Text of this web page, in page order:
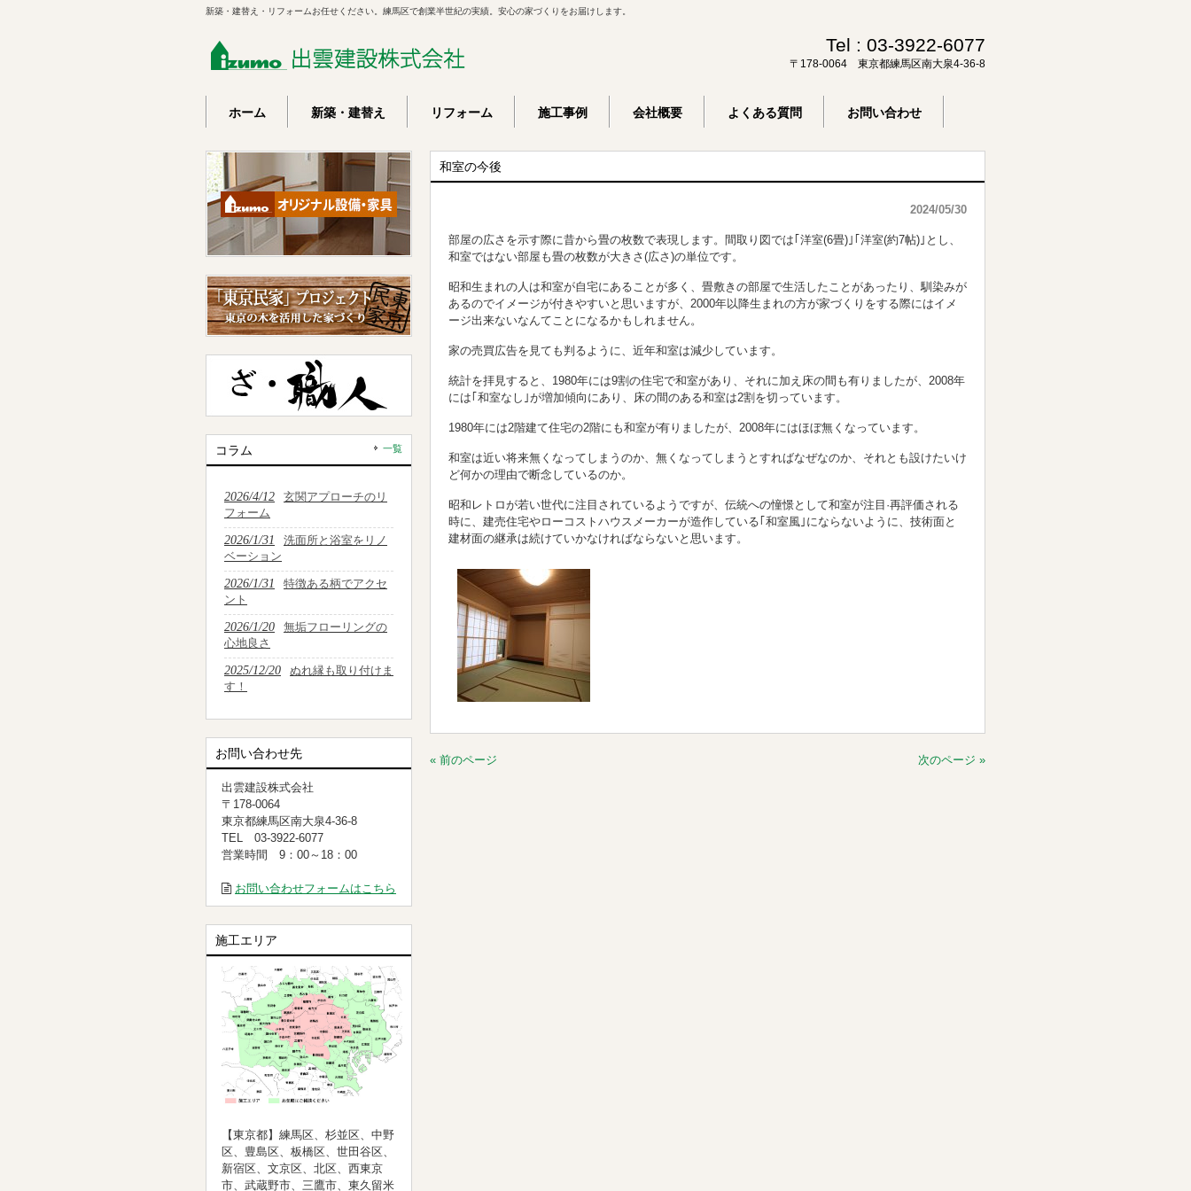
新築・建替え・リフォームお任せください。練馬区で創業半世紀の実績。安心の家づくりをお届けします。
Tel : 03-3922-6077
〒178-0064 東京都練馬区南大泉4-36-8
ホーム 新築・建替え リフォーム 施工事例 会社概要 よくある質問 お問い合わせ
和室の今後
2024/05/30
部屋の広さを示す際に昔から畳の枚数で表現します。間取り図では｢洋室(6畳)｣｢洋室(約7帖)｣とし、
和室ではない部屋も畳の枚数が大きさ(広さ)の単位です。
昭和生まれの人は和室が自宅にあることが多く、畳敷きの部屋で生活したことがあったり、馴染みが
あるのでイメージが付きやすいと思いますが、2000年以降生まれの方が家づくりをする際にはイメ
ージ出来ないなんてことになるかもしれません。
家の売買広告を見ても判るように、近年和室は減少しています。
統計を拝見すると、1980年には9割の住宅で和室があり、それに加え床の間も有りましたが、2008年
には｢和室なし｣が増加傾向にあり、床の間のある和室は2割を切っています。
1980年には2階建て住宅の2階にも和室が有りましたが、2008年にはほぼ無くなっています。
和室は近い将来無くなってしまうのか、無くなってしまうとすればなぜなのか、それとも設けたいけ
ど何かの理由で断念しているのか。
昭和レトロが若い世代に注目されているようですが、伝統への憧憬として和室が注目·再評価される
時に、建売住宅やローコストハウスメーカーが造作している｢和室風｣にならないように、技術面と
建材面の継承は続けていかなければならないと思います。
« 前のページ 次のページ »
コラム 一覧
2026/4/12
玄関アプローチのリ
フォーム
2026/1/31
洗面所と浴室をリノ
ベーション
2026/1/31
特徴ある柄でアクセ
ント
2026/1/20
無垢フローリングの
心地良さ
2025/12/20
ぬれ縁も取り付けま
す！
お問い合わせ先
出雲建設株式会社
〒178-0064
東京都練馬区南大泉4-36-8
TEL 03-3922-6077
営業時間 9：00～18：00
お問い合わせフォームはこちら
施工エリア
【東京都】練馬区、杉並区、中野
区、豊島区、板橋区、世田谷区、
新宿区、文京区、北区、西東京
市、武蔵野市、三鷹市、東久留米